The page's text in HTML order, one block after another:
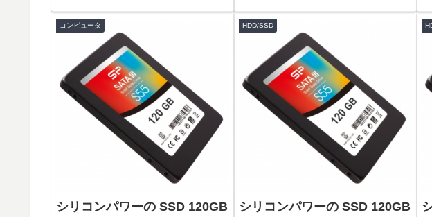
は80台。急グェ！関連：Panasonic ...
は80台。急グェ！関連：Panasonic ...
コンピュータ
シリコンパワーの SSD 120GB
HDD/SSD
シリコンパワーの SSD 120GB